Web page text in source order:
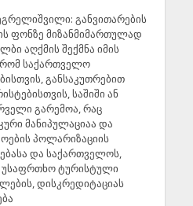
განვითარების
ფონზე მიზანმიმართულად
აღქმის შექმნა იმის
რომ საქართველო
განსაკუთრებით
საშიში ან
გარემოა, რაც
მანიპულაციაა და
პოლარიზაციის
და საქართველოს,
ტურისტული
დისკრედიტაციას